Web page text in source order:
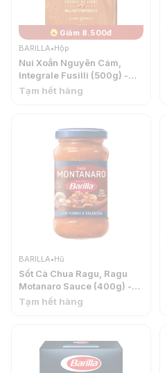
Giảm 8.500đ
BARILLA•Hộp
Nui Xoắn Nguyên Cám,
Integrale Fusilli (500g) -
BARILLA
Tạm hết hàng
BARILLA•Hũ
Sốt Cà Chua Ragu, Ragu
Motanaro Sauce (400g) -
BARILLA
Tạm hết hàng